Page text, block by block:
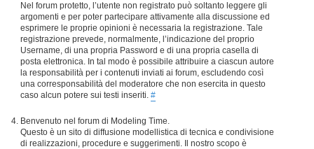
Nel forum protetto, l’utente non registrato può soltanto leggere gli
argomenti e per poter partecipare attivamente alla discussione ed
esprimere le proprie opinioni è necessaria la registrazione. Tale
registrazione prevede, normalmente, l’indicazione del proprio
Username, di una propria Password e di una propria casella di
posta elettronica. In tal modo è possibile attribuire a ciascun autore
la responsabilità per i contenuti inviati ai forum, escludendo così
una corresponsabilità del moderatore che non esercita in questo
caso alcun potere sui testi inseriti. #
Benvenuto nel forum di Modeling Time.
Questo è un sito di diffusione modellistica di tecnica e condivisione
di realizzazioni, procedure e suggerimenti. Il nostro scopo è